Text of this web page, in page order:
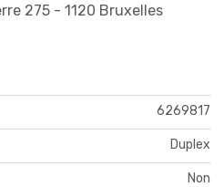
275 - 1120 Bruxelles
6269817
Duplex
Non